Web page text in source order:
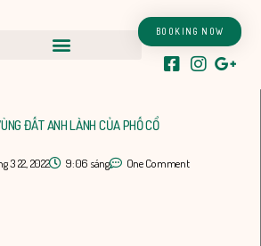
BOOKING NOW
ĐẤT ANH LÀNH CỦA PHỐ CỔ
3 22, 2022 9:06 sáng One Comment